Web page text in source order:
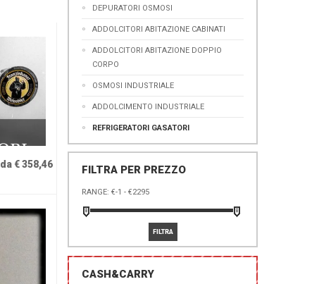
da € 358,46
DEPURATORI OSMOSI
ADDOLCITORI ABITAZIONE CABINATI
ADDOLCITORI ABITAZIONE DOPPIO
CORPO
OSMOSI INDUSTRIALE
ADDOLCIMENTO INDUSTRIALE
REFRIGERATORI GASATORI
FILTRA PER PREZZO
RANGE:
CASH&CARRY